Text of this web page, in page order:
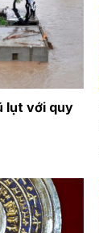
lụt với quy